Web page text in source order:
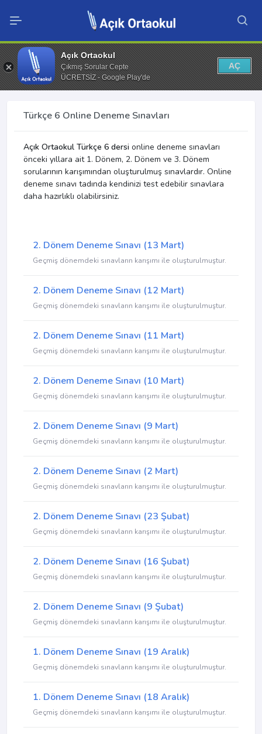
Açık Ortaokul
Çıkmış Sorular Cepte
ÜCRETSİZ - Google Play'de
AÇ
Türkçe 6 Online Deneme Sınavları
Açık Ortaokul Türkçe 6 dersi online deneme sınavları
önceki yıllara ait 1. Dönem, 2. Dönem ve 3. Dönem
sorularının karışımından oluşturulmuş sınavlardır. Online
deneme sınavı tadında kendinizi test edebilir sınavlara
daha hazırlıklı olabilirsiniz.
2. Dönem Deneme Sınavı (13 Mart)
Geçmiş dönemdeki sınavların karışımı ile oluşturulmuştur.
2. Dönem Deneme Sınavı (12 Mart)
Geçmiş dönemdeki sınavların karışımı ile oluşturulmuştur.
2. Dönem Deneme Sınavı (11 Mart)
Geçmiş dönemdeki sınavların karışımı ile oluşturulmuştur.
2. Dönem Deneme Sınavı (10 Mart)
Geçmiş dönemdeki sınavların karışımı ile oluşturulmuştur.
2. Dönem Deneme Sınavı (9 Mart)
Geçmiş dönemdeki sınavların karışımı ile oluşturulmuştur.
2. Dönem Deneme Sınavı (2 Mart)
Geçmiş dönemdeki sınavların karışımı ile oluşturulmuştur.
2. Dönem Deneme Sınavı (23 Şubat)
Geçmiş dönemdeki sınavların karışımı ile oluşturulmuştur.
2. Dönem Deneme Sınavı (16 Şubat)
Geçmiş dönemdeki sınavların karışımı ile oluşturulmuştur.
2. Dönem Deneme Sınavı (9 Şubat)
Geçmiş dönemdeki sınavların karışımı ile oluşturulmuştur.
1. Dönem Deneme Sınavı (19 Aralık)
Geçmiş dönemdeki sınavların karışımı ile oluşturulmuştur.
1. Dönem Deneme Sınavı (18 Aralık)
Geçmiş dönemdeki sınavların karışımı ile oluşturulmuştur.